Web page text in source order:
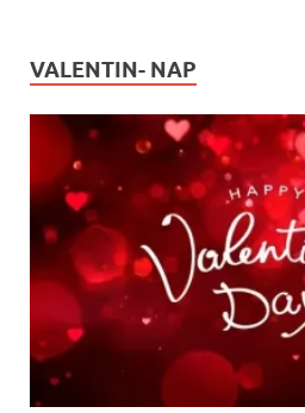
VALENTIN- NAP